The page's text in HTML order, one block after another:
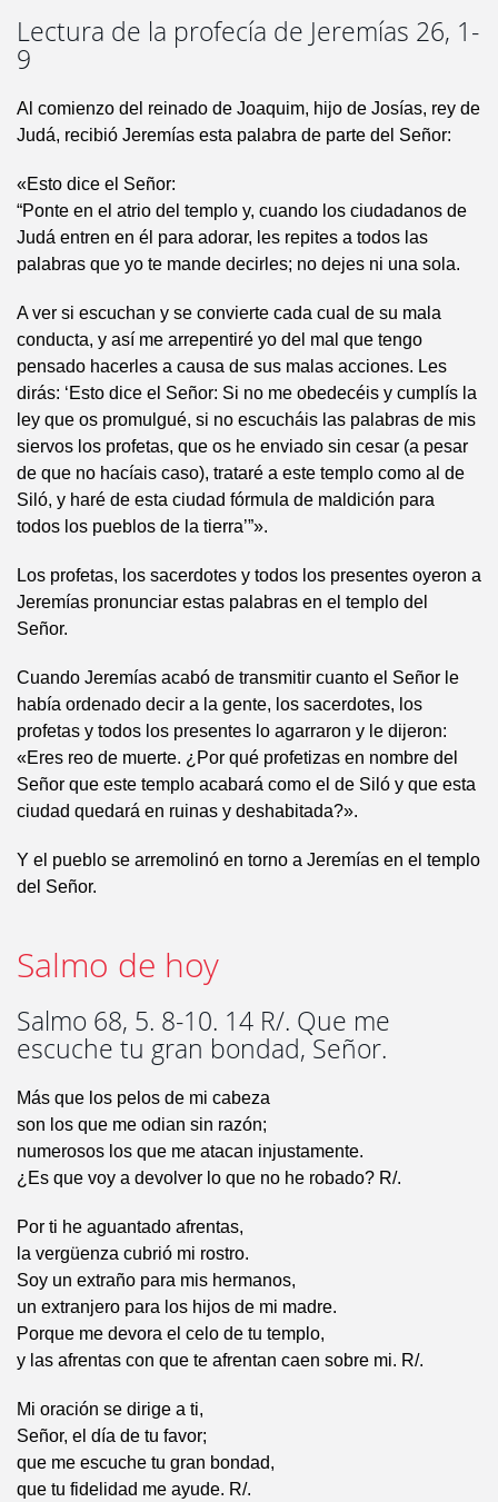
Lectura de la profecía de Jeremías 26, 1-
9
Al comienzo del reinado de Joaquim, hijo de Josías, rey de
Judá, recibió Jeremías esta palabra de parte del Señor:
«Esto dice el Señor:
“Ponte en el atrio del templo y, cuando los ciudadanos de
Judá entren en él para adorar, les repites a todos las
palabras que yo te mande decirles; no dejes ni una sola.
A ver si escuchan y se convierte cada cual de su mala
conducta, y así me arrepentiré yo del mal que tengo
pensado hacerles a causa de sus malas acciones. Les
dirás: ‘Esto dice el Señor: Si no me obedecéis y cumplís la
ley que os promulgué, si no escucháis las palabras de mis
siervos los profetas, que os he enviado sin cesar (a pesar
de que no hacíais caso), trataré a este templo como al de
Siló, y haré de esta ciudad fórmula de maldición para
todos los pueblos de la tierra’”».
Los profetas, los sacerdotes y todos los presentes oyeron a
Jeremías pronunciar estas palabras en el templo del
Señor.
Cuando Jeremías acabó de transmitir cuanto el Señor le
había ordenado decir a la gente, los sacerdotes, los
profetas y todos los presentes lo agarraron y le dijeron:
«Eres reo de muerte. ¿Por qué profetizas en nombre del
Señor que este templo acabará como el de Siló y que esta
ciudad quedará en ruinas y deshabitada?».
Y el pueblo se arremolinó en torno a Jeremías en el templo
del Señor.
Salmo de hoy
Salmo 68, 5. 8-10. 14 R/. Que me
escuche tu gran bondad, Señor.
Más que los pelos de mi cabeza
son los que me odian sin razón;
numerosos los que me atacan injustamente.
¿Es que voy a devolver lo que no he robado? R/.
Por ti he aguantado afrentas,
la vergüenza cubrió mi rostro.
Soy un extraño para mis hermanos,
un extranjero para los hijos de mi madre.
Porque me devora el celo de tu templo,
y las afrentas con que te afrentan caen sobre mi. R/.
Mi oración se dirige a ti,
Señor, el día de tu favor;
que me escuche tu gran bondad,
que tu fidelidad me ayude. R/.